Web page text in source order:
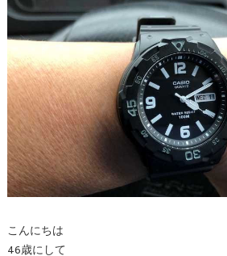
こんにちは
46歳にして